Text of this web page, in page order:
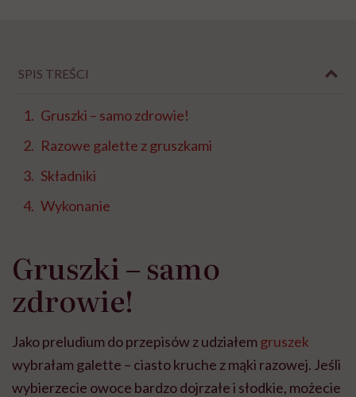
SPIS TREŚCI
Gruszki – samo zdrowie!
Razowe galette z gruszkami
Składniki
Wykonanie
Gruszki – samo
zdrowie!
Jako preludium do przepisów z udziałemgruszek
wybrałam galette – ciasto kruche z mąki razowej. Jeśli
wybierzecie owoce bardzo dojrzałe i słodkie, możecie